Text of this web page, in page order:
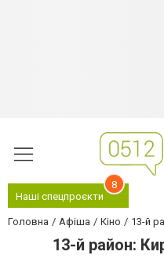
Наші спецпроєкти
8
Головна Афіша Кіно 13-й
13-й район: